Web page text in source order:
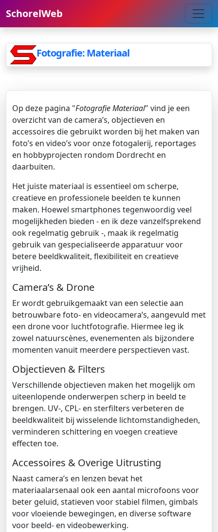
SchorelWeb
Fotografie: Materiaal
Op deze pagina "Fotografie Materiaal" vind je een
overzicht van de camera’s, objectieven en
accessoires die gebruikt worden bij het maken van
foto’s en video’s voor onze fotogalerij, reportages
en hobbyprojecten rondom Dordrecht en
daarbuiten.
Het juiste materiaal is essentieel om scherpe,
creatieve en professionele beelden te kunnen
maken. Hoewel smartphones tegenwoordig veel
mogelijkheden bieden - en ik deze vanzelfsprekend
ook regelmatig gebruik -, maak ik regelmatig
gebruik van gespecialiseerde apparatuur voor
betere beeldkwaliteit, flexibiliteit en creatieve
vrijheid.
Camera’s & Drone
Er wordt gebruikgemaakt van een selectie aan
betrouwbare foto‑ en videocamera’s, aangevuld met
een drone voor luchtfotografie. Hiermee leg ik
zowel natuurscènes, evenementen als bijzondere
momenten vanuit meerdere perspectieven vast.
Objectieven & Filters
Verschillende objectieven maken het mogelijk om
uiteenlopende onderwerpen scherp in beeld te
brengen. UV‑, CPL‑ en sterfilters verbeteren de
beeldkwaliteit bij wisselende lichtomstandigheden,
verminderen schittering en voegen creatieve
effecten toe.
Accessoires & Overige Uitrusting
Naast camera’s en lenzen bevat het
materiaalarsenaal ook een aantal microfoons voor
beter geluid, statieven voor stabiel filmen, gimbals
voor vloeiende bewegingen, en diverse software
voor beeld‑ en videobewerking.